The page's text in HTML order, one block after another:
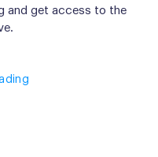
and get access to the